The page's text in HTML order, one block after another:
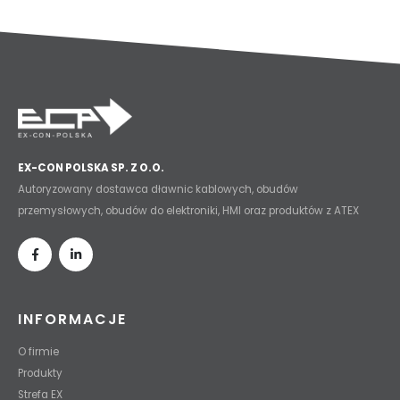
EX-CON POLSKA SP. Z O.O.
Autoryzowany dostawca dławnic kablowych, obudów
przemysłowych, obudów do elektroniki, HMI oraz produktów z ATEX
INFORMACJE
O firmie
Produkty
Strefa EX